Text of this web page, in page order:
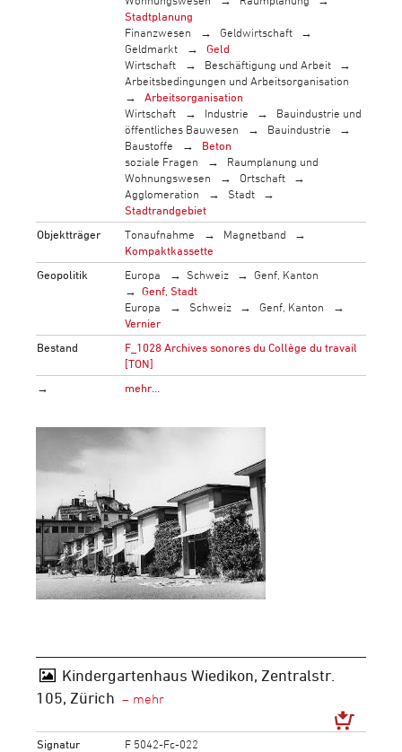
Stadtplanung
Finanzwesen
Geldwirtschaft
Geldmarkt
Geld
Wirtschaft
Beschäftigung und Arbeit
Arbeitsbedingungen und Arbeitsorganisation
Arbeitsorganisation
Wirtschaft
Industrie
Bauindustrie und
öffentliches Bauwesen
Bauindustrie
Baustoffe
Beton
soziale Fragen
Raumplanung und
Wohnungswesen
Ortschaft
Agglomeration
Stadt
Stadtrandgebiet
Objektträger
Tonaufnahme
Magnetband
Kompaktkassette
Geopolitik
Europa Schweiz
Genf, Kanton
Genf, Stadt
Europa
Schweiz
Genf, Kanton
Vernier
Bestand
F_1028 Archives sonores du Collège du travail
[TON]
→
mehr…
Kindergartenhaus Wiedikon, Zentralstr.
105, Zürich
Signatur
F 5042-Fc-022